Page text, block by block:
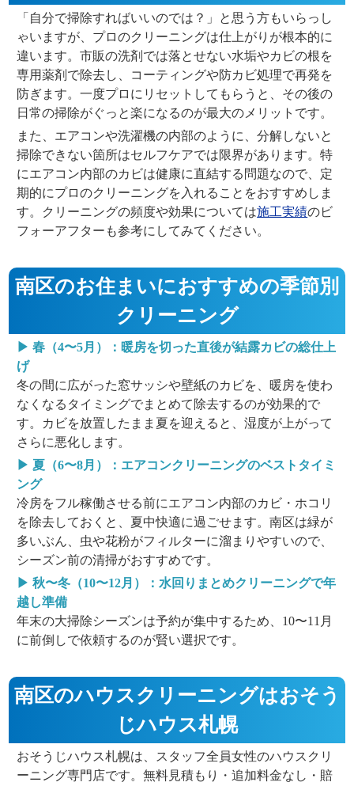
「自分で掃除すればいいのでは？」と思う方もいらっし
ゃいますが、プロのクリーニングは仕上がりが根本的に
違います。市販の洗剤では落とせない水垢やカビの根を
専用薬剤で除去し、コーティングや防カビ処理で再発を
防ぎます。一度プロにリセットしてもらうと、その後の
日常の掃除がぐっと楽になるのが最大のメリットです。
また、エアコンや洗濯機の内部のように、分解しないと
掃除できない箇所はセルフケアでは限界があります。特
にエアコン内部のカビは健康に直結する問題なので、定
期的にプロのクリーニングを入れることをおすすめしま
す。クリーニングの頻度や効果については施工実績のビ
フォーアフターも参考にしてみてください。
南区のお住まいにおすすめの季節別
クリーニング
▶ 春（4〜5月）：暖房を切った直後が結露カビの総仕上
げ
冬の間に広がった窓サッシや壁紙のカビを、暖房を使わ
なくなるタイミングでまとめて除去するのが効果的で
す。カビを放置したまま夏を迎えると、湿度が上がって
さらに悪化します。
▶ 夏（6〜8月）：エアコンクリーニングのベストタイミ
ング
冷房をフル稼働させる前にエアコン内部のカビ・ホコリ
を除去しておくと、夏中快適に過ごせます。南区は緑が
多いぶん、虫や花粉がフィルターに溜まりやすいので、
シーズン前の清掃がおすすめです。
▶ 秋〜冬（10〜12月）：水回りまとめクリーニングで年
越し準備
年末の大掃除シーズンは予約が集中するため、10〜11月
に前倒しで依頼するのが賢い選択です。
南区のハウスクリーニングはおそう
じハウス札幌
おそうじハウス札幌は、スタッフ全員女性のハウスクリ
ーニング専門店です。無料見積もり・追加料金なし・賠